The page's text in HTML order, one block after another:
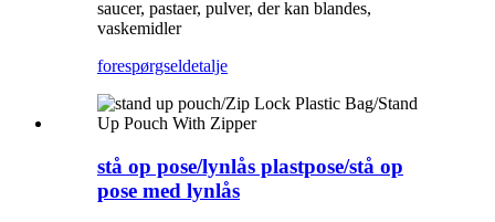
saucer, pastaer, pulver, der kan blandes,
vaskemidler
forespørgseldetalje
stå op pose/lynlås plastpose/stå op
pose med lynlås